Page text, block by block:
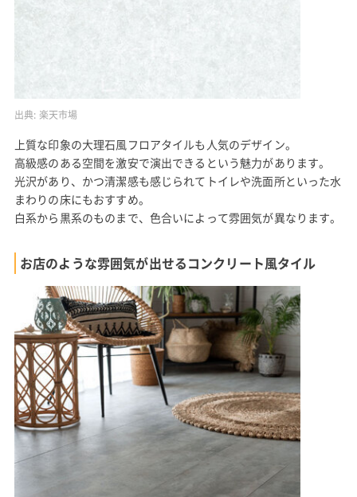
出典: 楽天市場
上質な印象の大理石風フロアタイルも人気のデザイン。
高級感のある空間を激安で演出できるという魅力があります。
光沢があり、かつ清潔感も感じられてトイレや洗面所といった水
まわりの床にもおすすめ。
白系から黒系のものまで、色合いによって雰囲気が異なります。
お店のような雰囲気が出せるコンクリート風タイル